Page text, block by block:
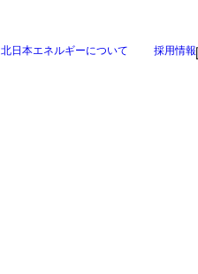
北日本エネルギーについて 採用情報